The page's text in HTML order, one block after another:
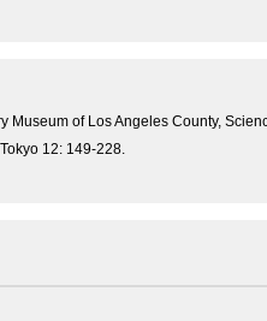
of Los Angeles County,
12: 149-228.